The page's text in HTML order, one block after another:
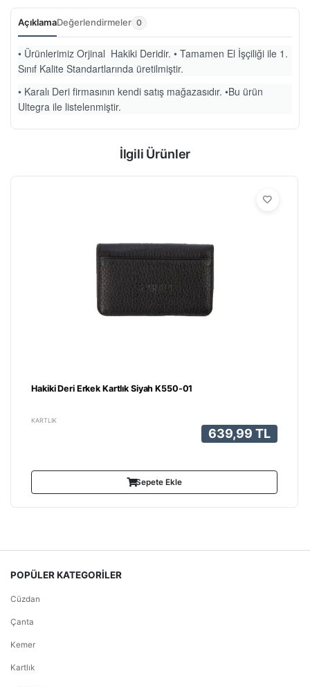
AçıklamaDeğerlendirmeler 0
• Ürünlerimiz Orjinal Hakiki Deridir. • Tamamen El İşçiliği ile 1.
Sınıf Kalite Standartlarında üretilmiştir.
• Karalı Deri firmasının kendi satış mağazasıdır. •Bu ürün
Ultegra ile listelenmiştir.
İlgili Ürünler
Hakiki Deri Erkek Kartlık Siyah K550-01
KARTLIK
639,99 TL
Sepete Ekle
POPÜLER KATEGORİLER
Cüzdan
Çanta
Kemer
Kartlık